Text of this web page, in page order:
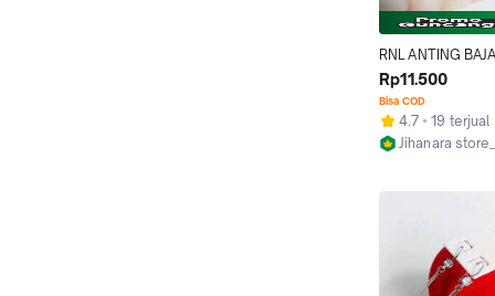
RNL ANTING
MODEL JURAI
LUNTUR DAN
Rp11.500
Bisa COD
4.7
19 terjual
Jihanara